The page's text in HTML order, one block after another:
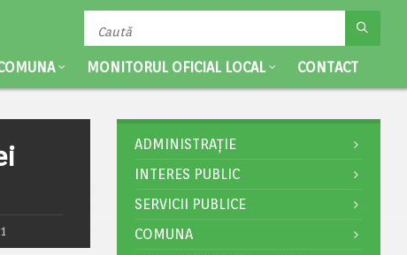
MONITORUL OFICIAL LOCAL CONTACT
ADMINISTRAȚIE
INTERES PUBLIC
SERVICII PUBLICE
COMUNA